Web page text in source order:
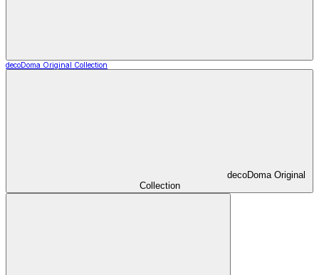
decoDoma Original Collection
decoDoma Original
Collection